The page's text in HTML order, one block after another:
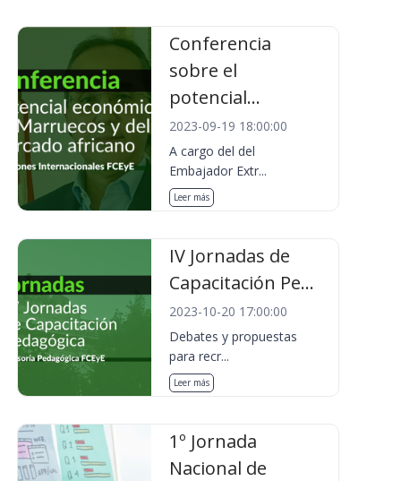
Conferencia
sobre el
potencial...
2023-09-19 18:00:00
A cargo del del
Embajador Extr...
Leer más
IV Jornadas de
Capacitación Pe...
2023-10-20 17:00:00
Debates y propuestas
para recr...
Leer más
1º Jornada
Nacional de